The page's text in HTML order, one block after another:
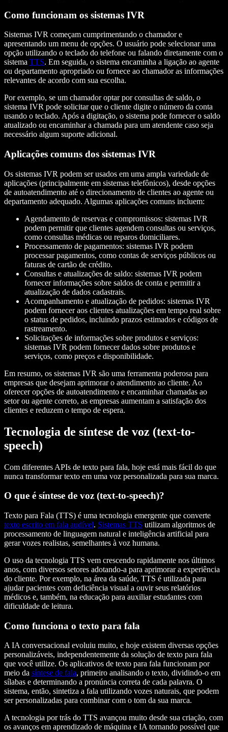
Como funcionam os sistemas IVR
Sistemas IVR começam cumprimentando o chamador e
apresentando um menu de opções. O usuário pode selecionar uma
opção utilizando o teclado do telefone ou falando diretamente com o
sistema TTS. Em seguida, o sistema encaminha a ligação ao agente
ou departamento apropriado ou fornece ao chamador as informações
relevantes de acordo com sua escolha.
Por exemplo, se um chamador optar por consultas de saldo, o
sistema IVR pode solicitar que o cliente digite o número da conta
usando o teclado. Após a digitação, o sistema pode fornecer o saldo
atualizado ou encaminhar a chamada para um atendente caso seja
necessário algum suporte adicional.
Aplicações comuns dos sistemas IVR
Os sistemas IVR podem ser usados em uma ampla variedade de
aplicações (principalmente em sistemas telefônicos), desde opções
de autoatendimento até o direcionamento de clientes ao agente ou
departamento adequado. Algumas aplicações comuns incluem:
Agendamento de reservas e compromissos: sistemas IVR
podem permitir que clientes agendem consultas ou serviços,
como consultas médicas ou reparos domiciliares.
Processamento de pagamentos: sistemas IVR podem
processar pagamentos, como contas de serviços públicos ou
faturas de cartão de crédito.
Consultas e atualizações de saldo: sistemas IVR podem
fornecer informações sobre saldos de conta e permitir a
atualização de dados cadastrais.
Acompanhamento e atualização de pedidos: sistemas IVR
podem fornecer aos clientes atualizações em tempo real sobre
o status de pedidos, incluindo prazos estimados e códigos de
rastreamento.
Solicitações de informações sobre produtos e serviços:
sistemas IVR podem fornecer dados sobre produtos e
serviços, como preços e disponibilidade.
Em resumo, os sistemas IVR são uma ferramenta poderosa para
empresas que desejam aprimorar o atendimento ao cliente. Ao
oferecer opções de autoatendimento e encaminhar chamadas ao
setor ou agente correto, as empresas aumentam a satisfação dos
clientes e reduzem o tempo de espera.
Tecnologia de síntese de voz (text-to-
speech)
Com diferentes APIs de texto para fala, hoje está mais fácil do que
nunca transformar texto em uma voz personalizada para sua marca.
O que é síntese de voz (text-to-speech)?
Texto para Fala (TTS) é uma tecnologia emergente que converte
texto escrito em fala audível. Sistemas TTS utilizam algoritmos de
processamento de linguagem natural e inteligência artificial para
gerar vozes realistas, semelhantes à voz humana.
O uso da tecnologia TTS vem crescendo rapidamente nos últimos
anos, com diversos setores adotando-a para aprimorar a experiência
do cliente. Por exemplo, na área da saúde, TTS é utilizada para
ajudar pacientes com deficiência visual a ouvir seus relatórios
médicos e, também, na educação para auxiliar estudantes com
dificuldade de leitura.
Como funciona o texto para fala
A IA conversacional evoluiu muito, e hoje existem diversas opções
personalizáveis, independentemente da solução de texto para fala
que você utilize. Os aplicativos de texto para fala funcionam por
meio da síntese de fala, primeiro analisando o texto, dividindo-o em
sílabas e determinando a pronúncia correta de cada palavra. O
sistema, então, sintetiza a fala utilizando vozes naturais, que podem
ser personalizadas para combinar com o tom da sua marca.
A tecnologia por trás do TTS avançou muito desde sua criação, com
os avanços em aprendizado de máquina e IA tornando possível que